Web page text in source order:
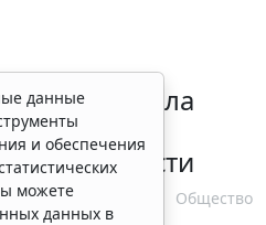
правила
при
части
Общество
данные
и обеспечения
можете
данных в